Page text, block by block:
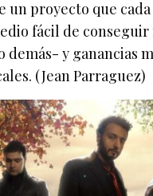
un proyecto que cada
fácil de
demás- y ganancias
(Jean Parraguez)